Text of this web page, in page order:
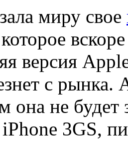
миру свое
версия
с рынка.
она не будет
3GS,